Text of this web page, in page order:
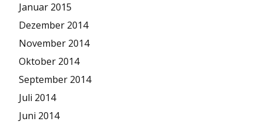
Januar 2015
Dezember 2014
November 2014
Oktober 2014
September 2014
Juli 2014
Juni 2014